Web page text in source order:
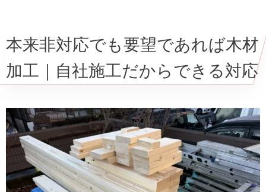
本来非対応でも要望であれば木材
加工｜自社施工だからできる対応